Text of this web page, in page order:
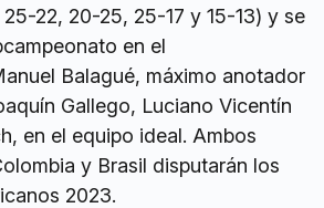
22, 20-25, 25-17 y 15-13) y se
en el
Balagué, máximo anotador
Gallego, Luciano Vicentín
en el equipo ideal. Ambos
y Brasil disputarán los
2023.